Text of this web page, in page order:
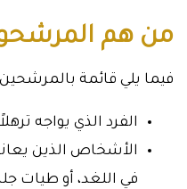
من هم
فيما يلي قائمة
الفرد الذي يواجه
الأشخاص الذين
في اللغد، أو طيات